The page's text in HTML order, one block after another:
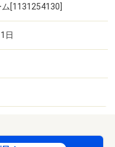
[1131254130]
日